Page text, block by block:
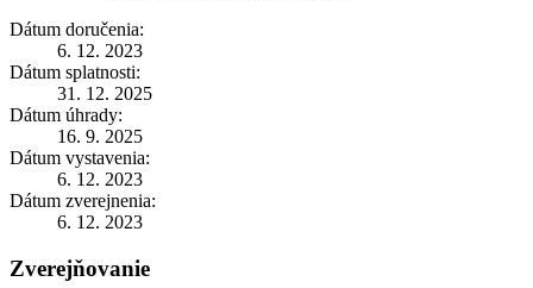
Dátum doručenia:
6. 12. 2023
Dátum splatnosti:
31. 12. 2025
Dátum úhrady:
16. 9. 2025
Dátum vystavenia:
6. 12. 2023
Dátum zverejnenia:
6. 12. 2023
Zverejňovanie